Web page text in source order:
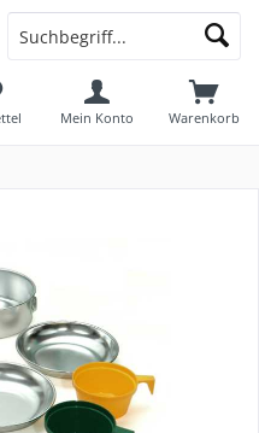
Warenkorb
Mein Konto